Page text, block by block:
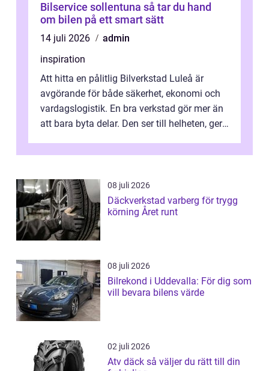
Bilservice sollentuna så tar du hand
om bilen på ett smart sätt
14 juli 2026
admin
inspiration
Att hitta en pålitlig Bilverkstad Luleå är
avgörande för både säkerhet, ekonomi och
vardagslogistik. En bra verkstad gör mer än
att bara byta delar. Den ser till helheten, ger
08 juli 2026
Däckverkstad varberg för trygg
körning Året runt
08 juli 2026
Bilrekond i Uddevalla: För dig som
vill bevara bilens värde
02 juli 2026
Atv däck så väljer du rätt till din